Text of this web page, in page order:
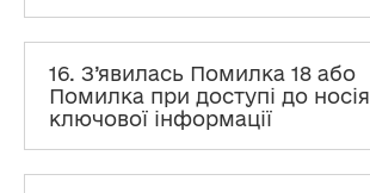
16. З’явилась Помилка 18 або
Помилка при доступі до носія
ключової інформації